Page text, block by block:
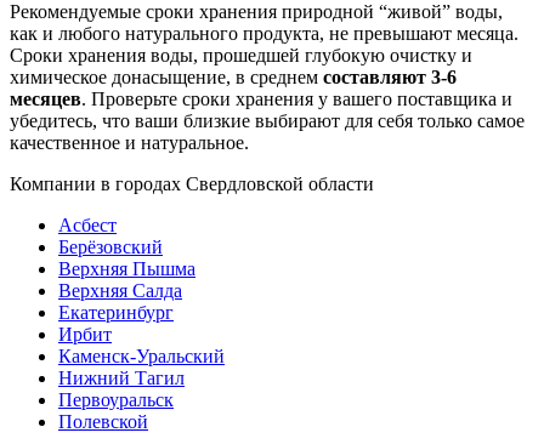
Рекомендуемые сроки хранения природной “живой” воды,
как и любого натурального продукта, не превышают месяца.
Сроки хранения воды, прошедшей глубокую очистку и
химическое донасыщение, в среднем составляют 3-6
месяцев. Проверьте сроки хранения у вашего поставщика и
убедитесь, что ваши близкие выбирают для себя только самое
качественное и натуральное.
Компании в городах Свердловской области
Асбест
Берёзовский
Верхняя Пышма
Верхняя Салда
Екатеринбург
Ирбит
Каменск-Уральский
Нижний Тагил
Первоуральск
Полевской